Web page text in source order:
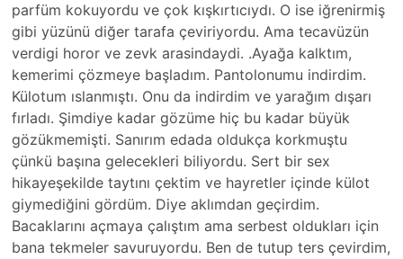
parfüm kokuyordu ve çok kışkırtıcıydı. O ise iğrenirmiş
gibi yüzünü diğer tarafa çeviriyordu. Ama tecavüzün
verdigi horor ve zevk arasindaydi. .Ayağa kalktım,
kemerimi çözmeye başladım. Pantolonumu indirdim.
Külotum ıslanmıştı. Onu da indirdim ve yarağım dışarı
fırladı. Şimdiye kadar gözüme hiç bu kadar büyük
gözükmemişti. Sanırım edada oldukça korkmuştu
çünkü başına gelecekleri biliyordu. Sert bir sex
hikayeşekilde taytını çektim ve hayretler içinde külot
giymediğini gördüm. Diye aklımdan geçirdim.
Bacaklarını açmaya çalıştım ama serbest oldukları için
bana tekmeler savuruyordu. Ben de tutup ters çevirdim,